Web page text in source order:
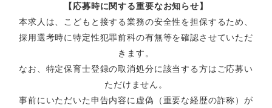
【応募時に関する重要なお知らせ】
本求人は、こどもと接する業務の安全性を担保するため、
採用選考時に特定性犯罪前科の有無等を確認させていただ
きます。
なお、特定保育士登録の取消処分に該当する方はご応募い
ただけません。
事前にいただいた申告内容に虚偽（重要な経歴の詐称）が